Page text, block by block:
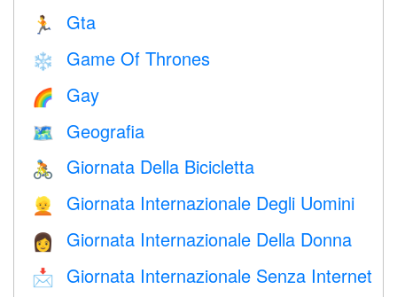
🏃 Gta
❄️ Game Of Thrones
🌈 Gay
🗺 Geografia
🚴 Giornata Della Bicicletta
👱 Giornata Internazionale Degli Uomini
👩 Giornata Internazionale Della Donna
📩 Giornata Internazionale Senza Internet